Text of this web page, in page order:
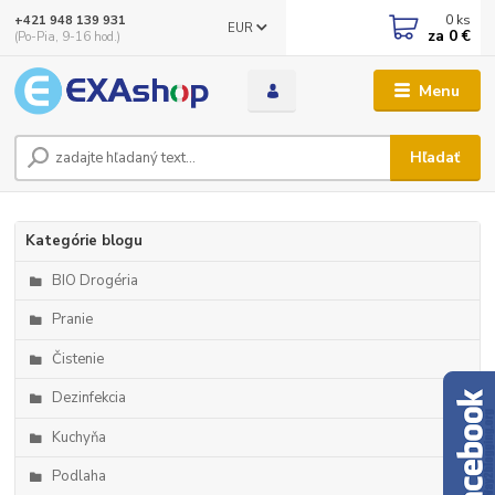
Menu
EUR
Hľadať
+421 948 139 931
(Po-Pia, 9-16 hod.)
0 ks
za 0 €
Kategórie blogu
BIO Drogéria
Pranie
Čistenie
Dezinfekcia
Kuchyňa
Podlaha